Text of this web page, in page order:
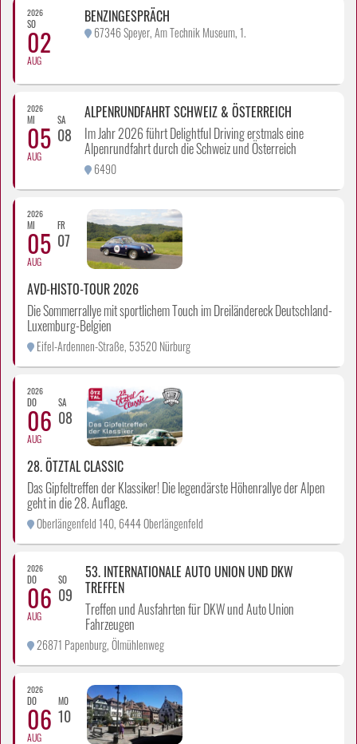
2026
SO
02
AUG
BENZINGESPRÄCH
67346 Speyer, Am Technik Museum, 1.
2026
MI
05
AUG
SA
08
ALPENRUNDFAHRT SCHWEIZ & ÖSTERREICH
Im Jahr 2026 führt Delightful Driving erstmals eine
Alpenrundfahrt durch die Schweiz und Österreich
6490
2026
MI
05
AUG
FR
07
AVD-HISTO-TOUR 2026
Die Sommerrallye mit sportlichem Touch im Dreiländereck Deutschland-
Luxemburg-Belgien
Eifel-Ardennen-Straße, 53520 Nürburg
2026
DO
06
AUG
SA
08
28. ÖTZTAL CLASSIC
Das Gipfeltreffen der Klassiker! Die legendärste Höhenrallye der Alpen
geht in die 28. Auflage.
Oberlängenfeld 140, 6444 Oberlängenfeld
2026
DO
06
AUG
SO
09
53. INTERNATIONALE AUTO UNION UND DKW
TREFFEN
Treffen und Ausfahrten für DKW und Auto Union
Fahrzeugen
26871 Papenburg, Ölmühlenweg
2026
DO
06
AUG
MO
10